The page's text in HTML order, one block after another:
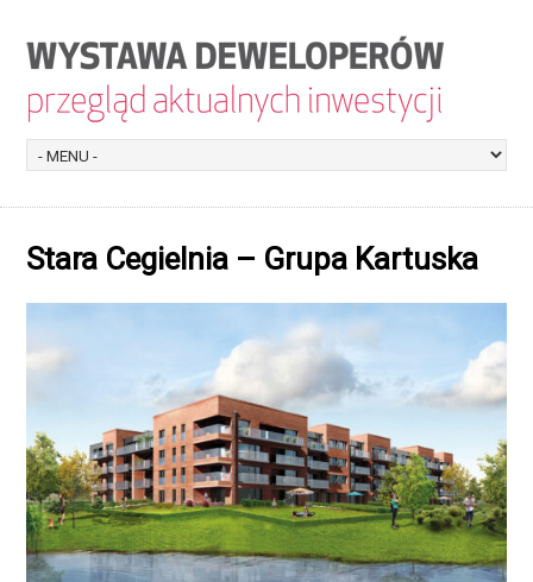
Stara Cegielnia – Grupa Kartuska